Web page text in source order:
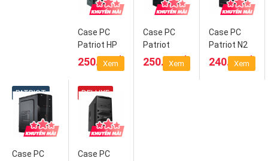
Case PC
Patriot HP
201
250.000₫
Xem
Case PC
Patriot
H401
250.000₫
Xem
Case PC
Patriot N2
240.000₫
Xem
PATRIOT
Case PC
DELUXE
Case PC